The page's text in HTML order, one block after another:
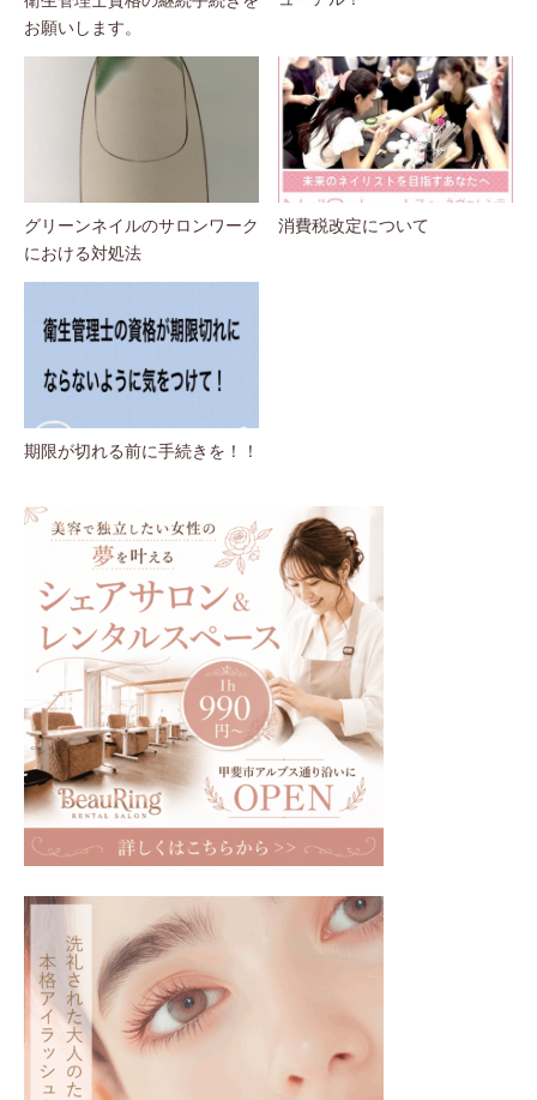
お願いします。
グリーンネイルのサロンワーク
における対処法
消費税改定について
期限が切れる前に手続きを！！